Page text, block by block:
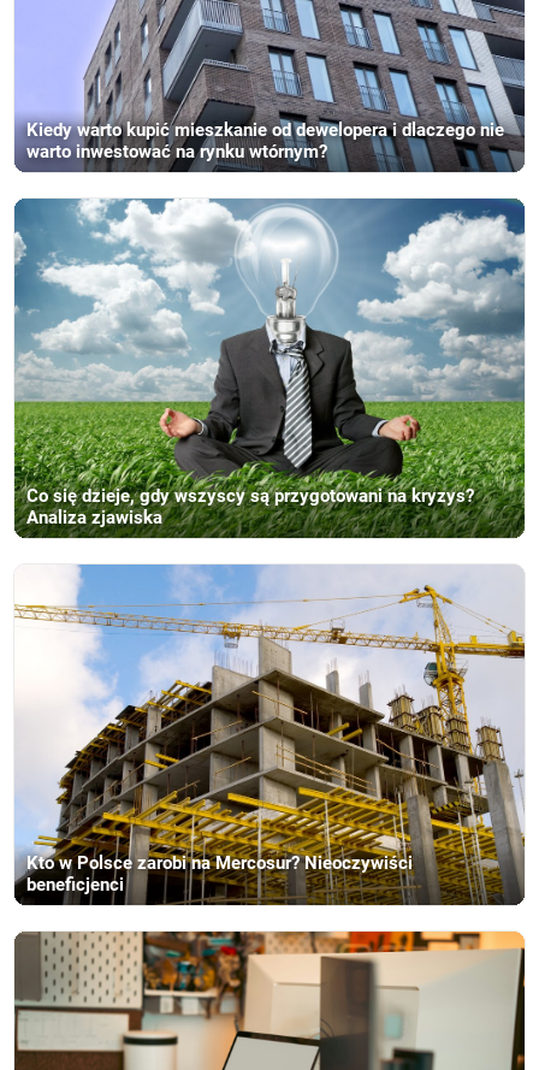
Kiedy warto kupić mieszkanie od dewelopera i dlaczego nie
warto inwestować na rynku wtórnym?
Co się dzieje, gdy wszyscy są przygotowani na kryzys?
Analiza zjawiska
Kto w Polsce zarobi na Mercosur? Nieoczywiści
beneficjenci